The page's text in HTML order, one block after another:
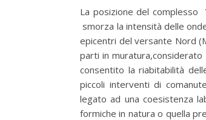
La posizione del complesso
smorza la intensità delle
epicentri del versante Nord
parti in
consentito la riabitabilità
piccoli interventi di
legato ad una coesistenza
formiche in natura o quella